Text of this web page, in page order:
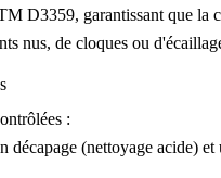
D3359, garantissant que la
nus, de cloques ou
:
décapage (nettoyage acide)